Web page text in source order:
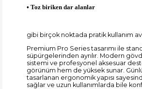
• Toz biriken dar alanlar
gibi birçok noktada pratik kullanım
Premium Pro Series tasarımı ile
süpürgelerinden ayrılır. Modern
sistemi ve profesyonel aksesuar
görünüm hem de yüksek sunar.
tasarlanan ergonomik yapısı
sağlar ve uzun kullanımlarda bile